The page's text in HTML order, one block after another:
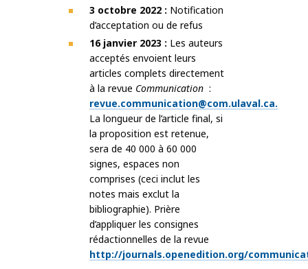
3 octobre 2022 : Notification
d’acceptation ou de refus
16 janvier 2023 : Les auteurs
acceptés envoient leurs
articles complets directement
à la revue Communication :
revue.communication@com.ulaval.ca.
La longueur de l’article final, si
la proposition est retenue,
sera de 40 000 à 60 000
signes, espaces non
comprises (ceci inclut les
notes mais exclut la
bibliographie). Prière
d’appliquer les consignes
rédactionnelles de la revue
http://journals.openedition.org/